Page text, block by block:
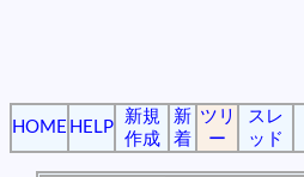
HOME HELP
新規
作成
新
着
ツリ
ー
スレ
ッド